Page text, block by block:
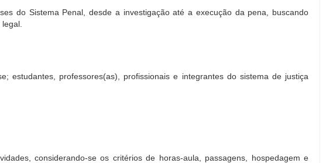
do Sistema Penal, desde a investigação até a execução da pena, buscando
estudantes, professores(as), profissionais e integrantes do sistema de justiça
considerando-se os critérios de horas-aula, passagens, hospedagem e